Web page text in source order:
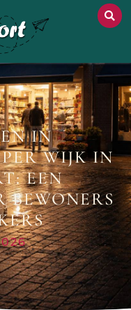
IN
WIJK IN
EEN
BEWONERS